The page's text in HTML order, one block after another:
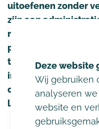
uitoefenen zonder
zijn aan
materialen en het
patiënten? Mis je
te sparren en de
inkomen? Bij
de kans om
laten lopen, zonder
Wij gebruiken
analyseren
website en